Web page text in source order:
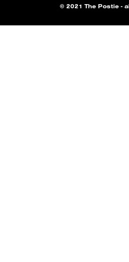
© 2021 The Postie -